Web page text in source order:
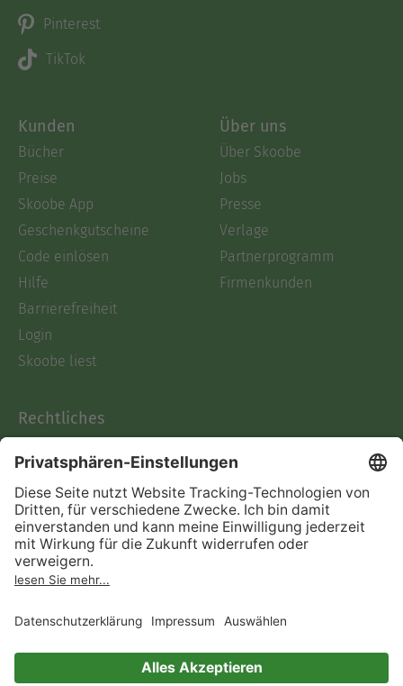
Pinterest
TikTok
Kunden
Bücher
Preise
Skoobe App
Geschenkgutscheine
Code einlösen
Hilfe
Barrierefreiheit
Login
Skoobe liest
Über uns
Über Skoobe
Jobs
Presse
Verlage
Partnerprogramm
Firmenkunden
Rechtliches
AGB
Informationen nach Data
Act
Verträge hier kündigen
Impressum